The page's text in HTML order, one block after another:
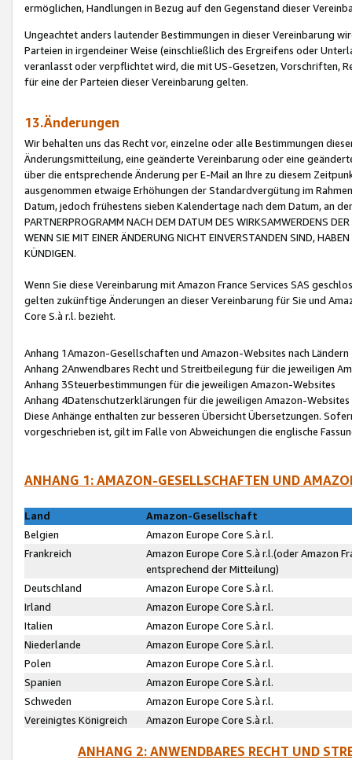
ermöglichen, Handlungen in Bezug auf den Gegenstand dieser
Ungeachtet anders lautender Bestimmungen in dieser Vereinbarung
Parteien in irgendeiner Weise (einschließlich des Ergreifens oder
veranlasst oder verpflichtet wird, die mit US-Gesetzen, Vorschriften,
für eine der Parteien dieser Vereinbarung gelten.
13.Änderungen
Wir behalten uns das Recht vor, einzelne oder alle Bestimmungen
Änderungsmitteilung, eine geänderte Vereinbarung oder eine
über die entsprechende Änderung per E-Mail an Ihre zu diesem
ausgenommen etwaige Erhöhungen der Standardvergütung im
Datum, jedoch frühestens sieben Kalendertage nach dem Datum, an
PARTNERPROGRAMM NACH DEM DATUM DES WIRKSAMWERDENS
WENN SIE MIT EINER ÄNDERUNG NICHT EINVERSTANDEN SIND,
KÜNDIGEN.
Wenn Sie diese Vereinbarung mit Amazon France Services SAS
gelten zukünftige Änderungen an dieser Vereinbarung für Sie und
Core S.à r.l. bezieht.
Anhang 1Amazon-Gesellschaften und Amazon-Websites nach Ländern
Anhang 2Anwendbares Recht und Streitbeilegung für die jeweiligen
Anhang 3Steuerbestimmungen für die jeweiligen Amazon-Websites
Anhang 4Datenschutzerklärungen für die jeweiligen Amazon-Websites
Diese Anhänge enthalten zur besseren Übersicht Übersetzungen.
vorgeschrieben ist, gilt im Falle von Abweichungen die englische
ANHANG 1: AMAZON-GESELLSCHAFTEN UND
Land
Amazon-Gesellschaft
Belgien
Amazon Europe Core S.à r.l.
Frankreich
Amazon Europe Core S.à r.l.(oder Amazon
entsprechend der Mitteilung)
Deutschland
Amazon Europe Core S.à r.l.
Irland
Amazon Europe Core S.à r.l.
Italien
Amazon Europe Core S.à r.l.
Niederlande
Amazon Europe Core S.à r.l.
Polen
Amazon Europe Core S.à r.l.
Spanien
Amazon Europe Core S.à r.l.
Schweden
Amazon Europe Core S.à r.l.
Vereinigtes Königreich
Amazon Europe Core S.à r.l.
ANHANG 2: ANWENDBARES RECHT UND